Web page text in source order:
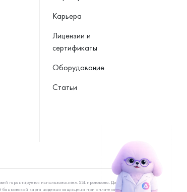
Карьера
Лицензии и
сертификаты
Оборудование
Статьи
гарантируется использованием SSL протокола. Данные
банковской карты надежно защищены при оплате онлайн